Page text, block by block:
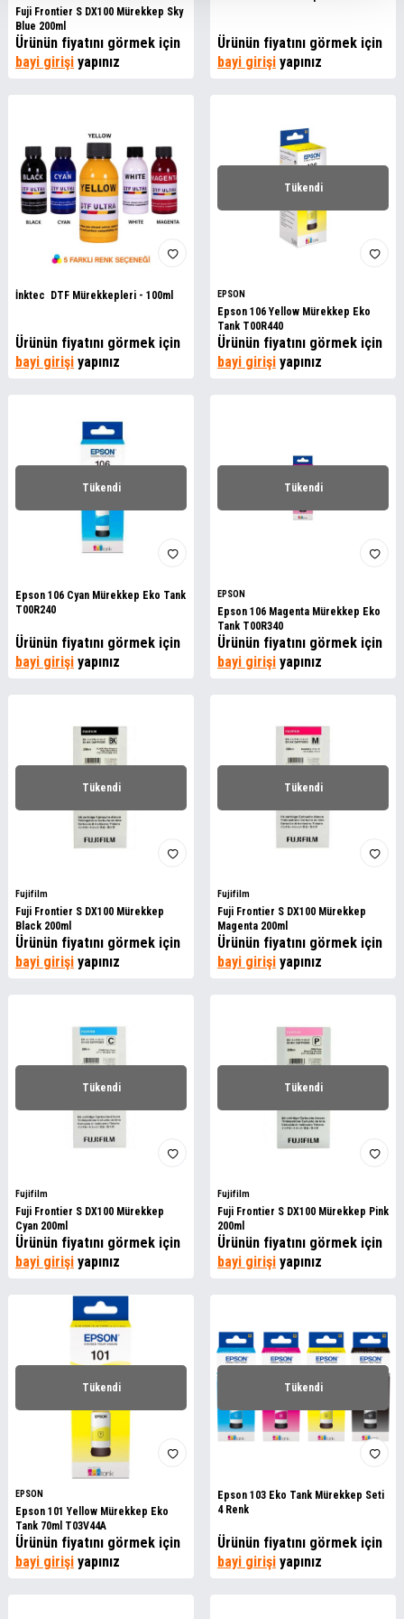
Fuji Frontier S DX100 Mürekkep Sky
Blue 200ml
Ürünün fiyatını görmek için
bayi girişi yapınız
Ürünün fiyatını görmek için
bayi girişi yapınız
İnktec DTF Mürekkepleri - 100ml
Ürünün fiyatını görmek için
bayi girişi yapınız
Tükendi
EPSON
Epson 106 Yellow Mürekkep Eko
Tank T00R440
Ürünün fiyatını görmek için
bayi girişi yapınız
Tükendi
Epson 106 Cyan Mürekkep Eko Tank
T00R240
Ürünün fiyatını görmek için
bayi girişi yapınız
Tükendi
EPSON
Epson 106 Magenta Mürekkep Eko
Tank T00R340
Ürünün fiyatını görmek için
bayi girişi yapınız
Tükendi
Fujifilm
Fuji Frontier S DX100 Mürekkep
Black 200ml
Ürünün fiyatını görmek için
bayi girişi yapınız
Tükendi
Fujifilm
Fuji Frontier S DX100 Mürekkep
Magenta 200ml
Ürünün fiyatını görmek için
bayi girişi yapınız
Tükendi
Fujifilm
Fuji Frontier S DX100 Mürekkep
Cyan 200ml
Ürünün fiyatını görmek için
bayi girişi yapınız
Tükendi
Fujifilm
Fuji Frontier S DX100 Mürekkep Pink
200ml
Ürünün fiyatını görmek için
bayi girişi yapınız
Tükendi
EPSON
Epson 101 Yellow Mürekkep Eko
Tank 70ml T03V44A
Ürünün fiyatını görmek için
bayi girişi yapınız
Tükendi
Epson 103 Eko Tank Mürekkep Seti
4 Renk
Ürünün fiyatını görmek için
bayi girişi yapınız